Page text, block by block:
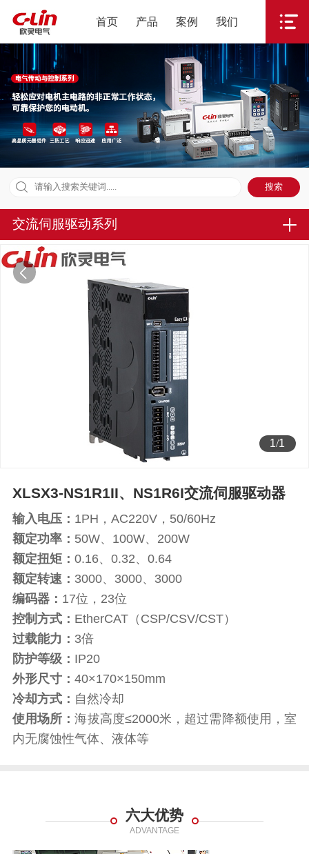
首页 产品 案例 我们
交流伺服驱动系列
1/1
XLSX3-NS1R1II、NS1R6I交流伺服驱动器
输入电压： 1PH，AC220V，50/60Hz
额定功率： 50W、100W、200W
额定扭矩： 0.16、0.32、0.64
额定转速： 3000、3000、3000
编码器： 17位，23位
控制方式： EtherCAT（CSP/CSV/CST）
过载能力： 3倍
防护等级： IP20
外形尺寸： 40×170×150mm
冷却方式： 自然冷却
使用场所：海拔高度≤2000米，超过需降额使用，室
内无腐蚀性气体、液体等
六大优势
ADVANTAGE